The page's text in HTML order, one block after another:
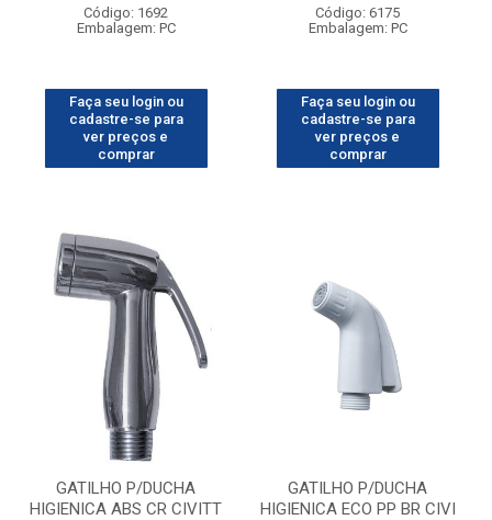
Código: 1692
Embalagem: PC
Faça seu login ou
cadastre-se para
ver preços e
comprar
Código: 6175
Embalagem: PC
Faça seu login ou
cadastre-se para
ver preços e
comprar
GATILHO P/DUCHA
HIGIENICA ABS CR CIVITT
GATILHO P/DUCHA
HIGIENICA ECO PP BR CIVI